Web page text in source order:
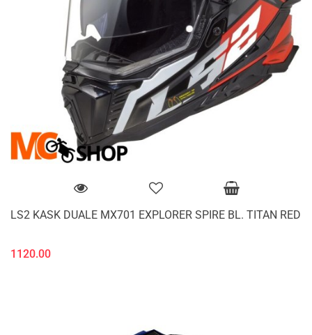
LS2 KASK DUALE MX701 EXPLORER SPIRE BL. TITAN RED
1120.00